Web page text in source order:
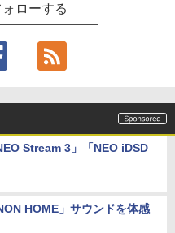
ローする
Stream 3」「NEO iDSD
HOME」サウンドを体感